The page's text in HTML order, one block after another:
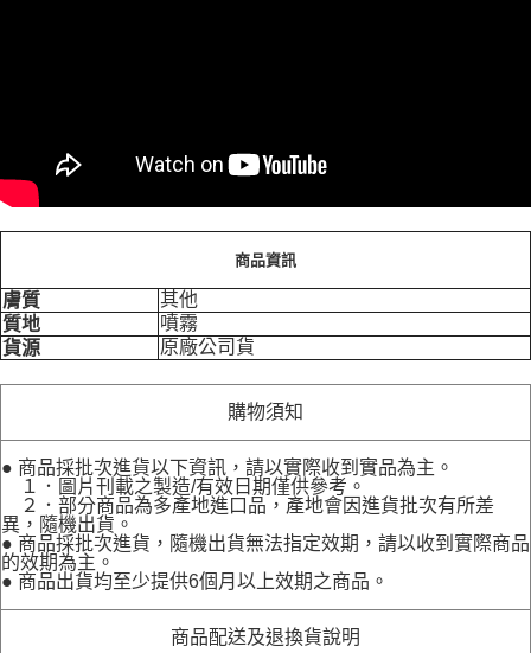
商品資訊
膚質
其他
質地
噴霧
貨源
原廠公司貨
購物須知
● 商品採批次進貨以下資訊，請以實際收到實品為主。
１．圖片刊載之製造/有效日期僅供參考。
２．部分商品為多產地進口品，產地會因進貨批次有所差
異，隨機出貨。
● 商品採批次進貨，隨機出貨無法指定效期，請以收到實際商品
的效期為主。
● 商品出貨均至少提供6個月以上效期之商品。
商品配送及退換貨說明